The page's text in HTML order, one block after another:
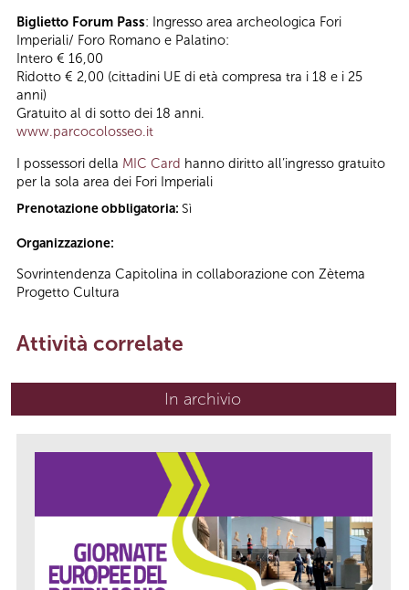
Biglietto Forum Pass: Ingresso area archeologica Fori
Imperiali/ Foro Romano e Palatino:
Intero € 16,00
Ridotto € 2,00 (cittadini UE di età compresa tra i 18 e i 25
anni)
Gratuito al di sotto dei 18 anni.
www.parcocolosseo.it
I possessori della MIC Card hanno diritto all’ingresso gratuito
per la sola area dei Fori Imperiali
Prenotazione obbligatoria: Sì
Organizzazione:
Sovrintendenza Capitolina in collaborazione con Zètema
Progetto Cultura
Attività correlate
In archivio